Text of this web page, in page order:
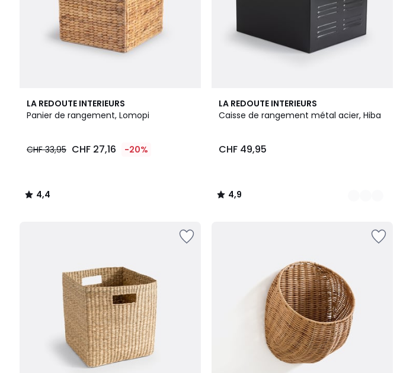
LA REDOUTE INTERIEURS
Panier de rangement, Lomopi
CHF 33,95 CHF 27,16 -20%
4,4
/ 5
4,4
/
LA REDOUTE INTERIEURS
Caisse de rangement métal acier, Hiba
CHF 49,95
4,9
/ 5
2
Couleurs
4,9
/